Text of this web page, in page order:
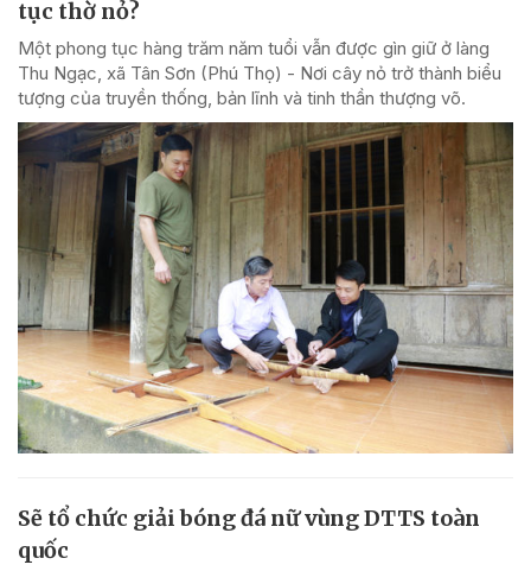
tục thờ nỏ?
Một phong tục hàng trăm năm tuổi vẫn được gìn giữ ở làng
Thu Ngạc, xã Tân Sơn (Phú Thọ) - Nơi cây nỏ trở thành biểu
tượng của truyền thống, bản lĩnh và tinh thần thượng võ.
Sẽ tổ chức giải bóng đá nữ vùng DTTS toàn
quốc